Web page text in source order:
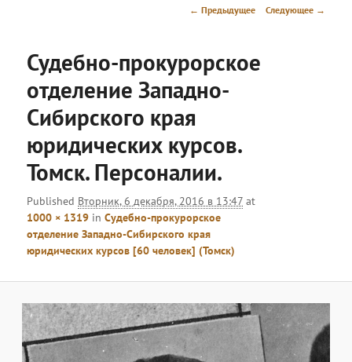
Навигация
← Предыдущее Следующее →
Судебно-прокурорское
отделение Западно-
Сибирского края
юридических курсов.
Томск. Персоналии.
Published Вторник, 6 декабря, 2016 в 13:47 at
1000 × 1319 inСудебно-прокурорское
отделение Западно-Сибирского края
юридических курсов [60 человек] (Томск)